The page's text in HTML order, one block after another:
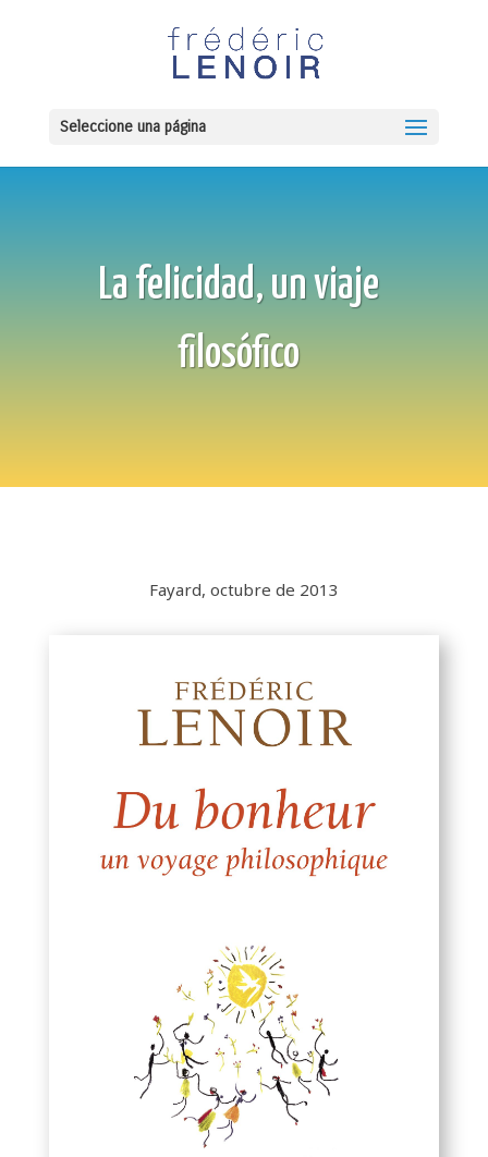
Seleccione una página
La felicidad, un viaje
filosófico
Fayard, octubre de 2013